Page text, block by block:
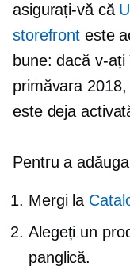
asigurați-vă că
storefront este
bune: dacă v-
primăvara 2018,
este deja
Pentru a
Mergi la
Alegeți un
panglică.